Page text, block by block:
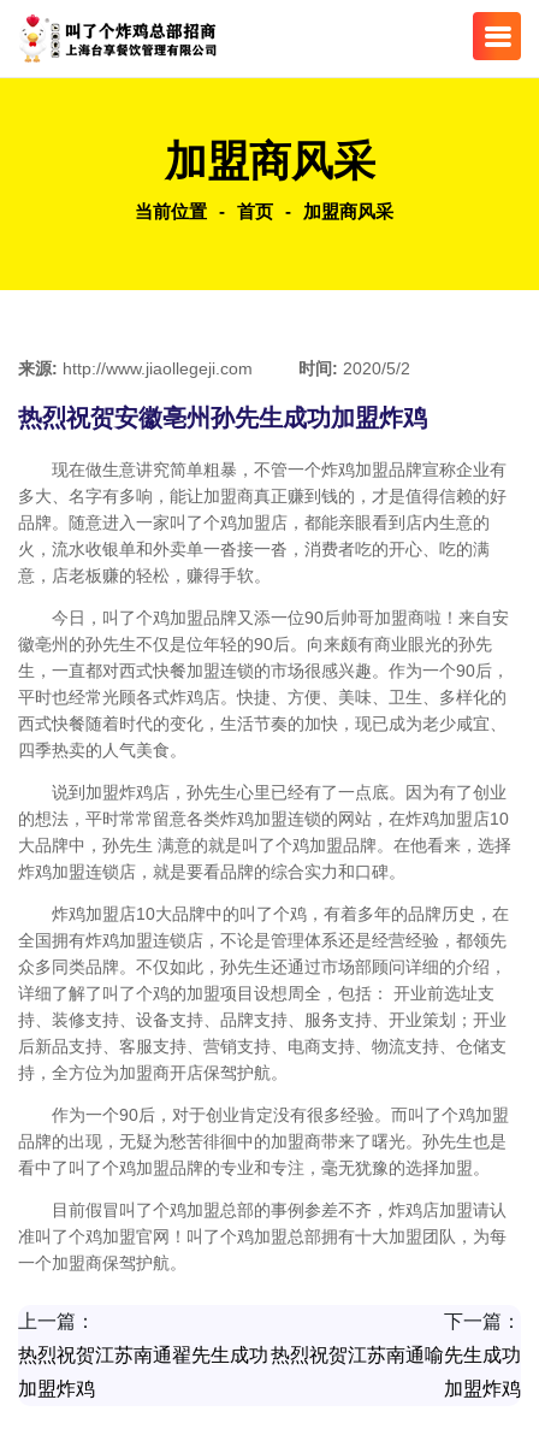
加盟商风采
当前位置 - 首页 - 加盟商风采
来源: http://www.jiaollegeji.com 时间: 2020/5/2
热烈祝贺安徽亳州孙先生成功加盟炸鸡
现在做生意讲究简单粗暴，不管一个炸鸡加盟品牌宣称企业有
多大、名字有多响，能让加盟商真正赚到钱的，才是值得信赖的好
品牌。随意进入一家叫了个鸡加盟店，都能亲眼看到店内生意的
火，流水收银单和外卖单一沓接一沓，消费者吃的开心、吃的满
意，店老板赚的轻松，赚得手软。
今日，叫了个鸡加盟品牌又添一位90后帅哥加盟商啦！来自安
徽亳州的孙先生不仅是位年轻的90后。向来颇有商业眼光的孙先
生，一直都对西式快餐加盟连锁的市场很感兴趣。作为一个90后，
平时也经常光顾各式炸鸡店。快捷、方便、美味、卫生、多样化的
西式快餐随着时代的变化，生活节奏的加快，现已成为老少咸宜、
四季热卖的人气美食。
说到加盟炸鸡店，孙先生心里已经有了一点底。因为有了创业
的想法，平时常常留意各类炸鸡加盟连锁的网站，在炸鸡加盟店10
大品牌中，孙先生 满意的就是叫了个鸡加盟品牌。在他看来，选择
炸鸡加盟连锁店，就是要看品牌的综合实力和口碑。
炸鸡加盟店10大品牌中的叫了个鸡，有着多年的品牌历史，在
全国拥有炸鸡加盟连锁店，不论是管理体系还是经营经验，都领先
众多同类品牌。不仅如此，孙先生还通过市场部顾问详细的介绍，
详细了解了叫了个鸡的加盟项目设想周全，包括： 开业前选址支
持、装修支持、设备支持、品牌支持、服务支持、开业策划；开业
后新品支持、客服支持、营销支持、电商支持、物流支持、仓储支
持，全方位为加盟商开店保驾护航。
作为一个90后，对于创业肯定没有很多经验。而叫了个鸡加盟
品牌的出现，无疑为愁苦徘徊中的加盟商带来了曙光。孙先生也是
看中了叫了个鸡加盟品牌的专业和专注，毫无犹豫的选择加盟。
目前假冒叫了个鸡加盟总部的事例参差不齐，炸鸡店加盟请认
准叫了个鸡加盟官网！叫了个鸡加盟总部拥有十大加盟团队，为每
一个加盟商保驾护航。
上一篇：
热烈祝贺江苏南通翟先生成功
加盟炸鸡
下一篇：
热烈祝贺江苏南通喻先生成功
加盟炸鸡